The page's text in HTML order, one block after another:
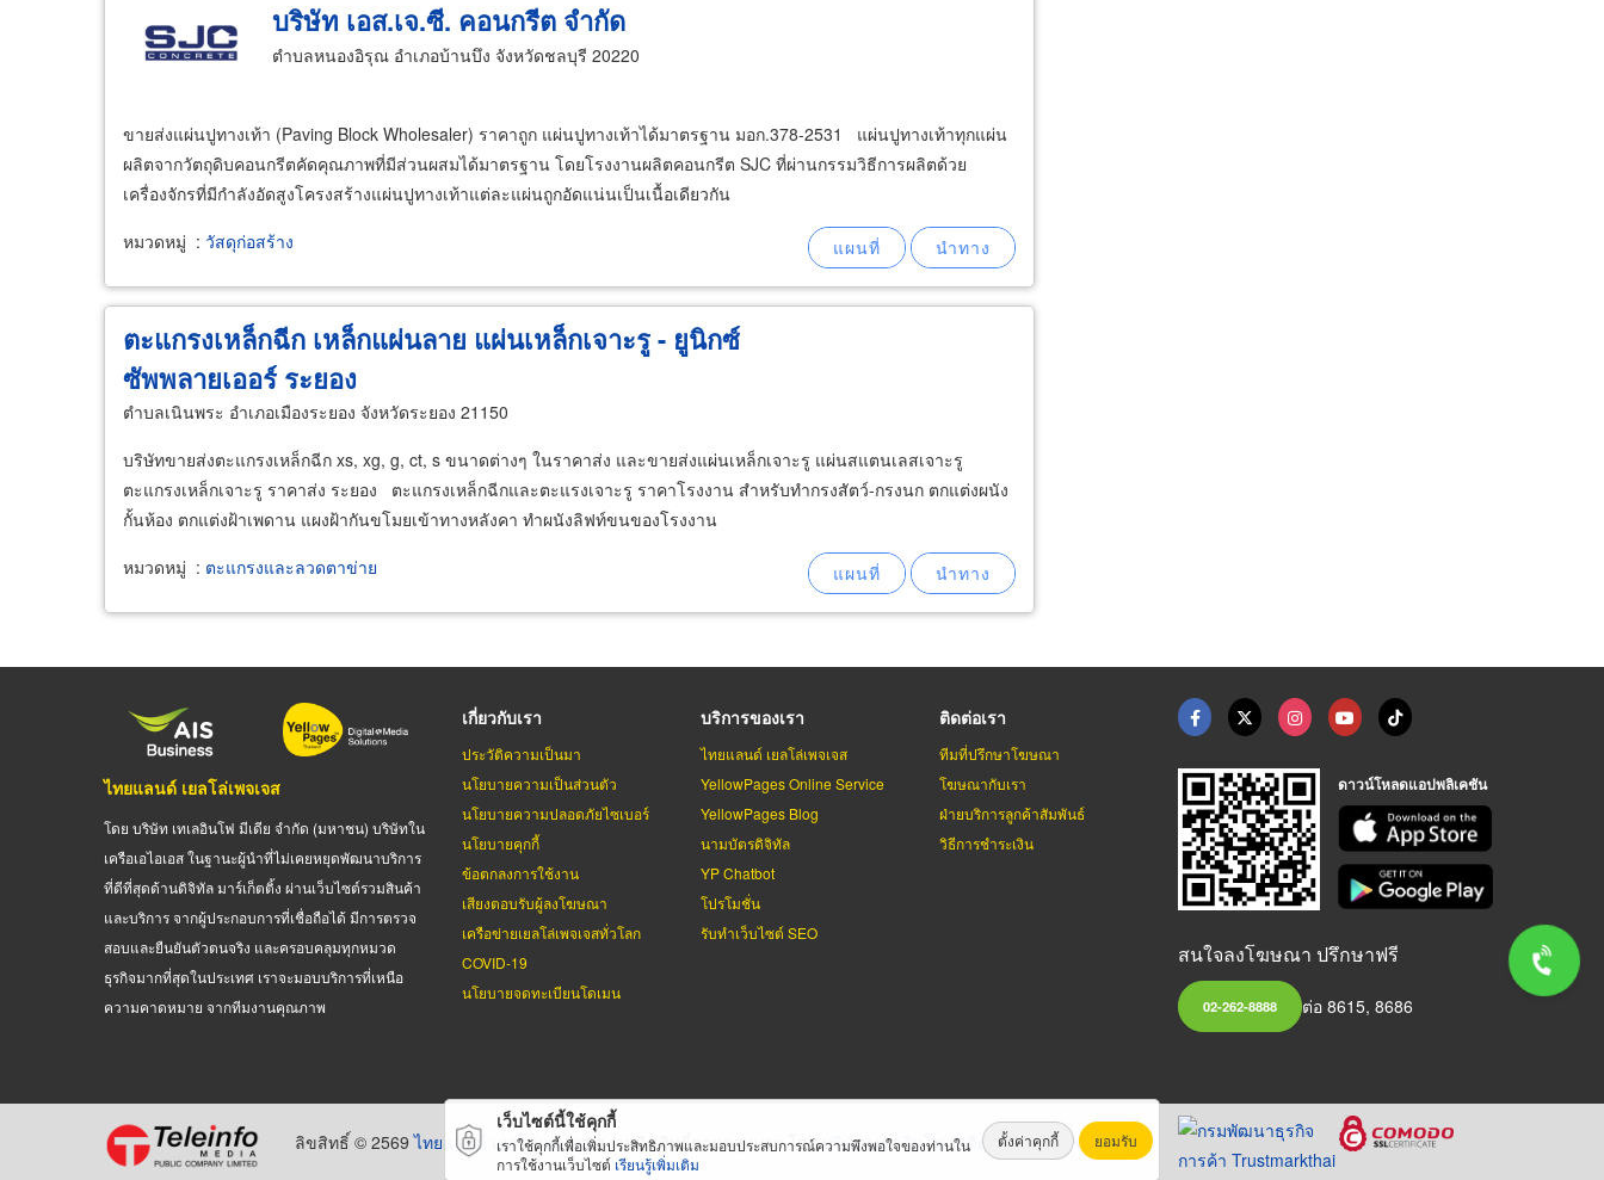
บริษัท เอส.เจ.ซี. คอนกรีต จำกัด
ตำบลหนองอิรุณ อำเภอบ้านบึง จังหวัดชลบุรี 20220
ขายส่งแผ่นปูทางเท้า (Paving Block Wholesaler) ราคาถูก แผ่นปูทางเท้าได้มาตรฐาน มอก.378-2531 แผ่นปูทางเท้าทุกแผ่น
ผลิตจากวัตถุดิบคอนกรีตคัดคุณภาพที่มีส่วนผสมได้มาตรฐาน โดยโรงงานผลิตคอนกรีต SJC ที่ผ่านกรรมวิธีการผลิตด้วย
เครื่องจักรที่มีกำลังอัดสูงโครงสร้างแผ่นปูทางเท้าแต่ละแผ่นถูกอัดแน่นเป็นเนื้อเดียวกัน
หมวดหมู่ : วัสดุก่อสร้าง
ตะแกรงเหล็กฉีก เหล็กแผ่นลาย แผ่นเหล็กเจาะรู - ยูนิกซ์
ซัพพลายเออร์ ระยอง
ตำบลเนินพระ อำเภอเมืองระยอง จังหวัดระยอง 21150
บริษัทขายส่งตะแกรงเหล็กฉีก xs, xg, g, ct, s ขนาดต่างๆ ในราคาส่ง และขายส่งแผ่นเหล็กเจาะรู แผ่นสแตนเลสเจาะรู
ตะแกรงเหล็กเจาะรู ราคาส่ง ระยอง ตะแกรงเหล็กฉีกและตะแรงเจาะรู ราคาโรงงาน สำหรับทำกรงสัตว์-กรงนก ตกแต่งผนัง
กั้นห้อง ตกแต่งฝ้าเพดาน แผงฝ้ากันขโมยเข้าทางหลังคา ทำผนังลิฟท์ขนของโรงงาน
หมวดหมู่ : ตะแกรงและลวดตาข่าย
ไทยแลนด์ เยลโล่เพจเจส
โดย บริษัท เทเลอินโฟ มีเดีย จำกัด (มหาชน) บริษัทใน
เครือเอไอเอส ในฐานะผู้นำที่ไม่เคยหยุดพัฒนาบริการ
ที่ดีที่สุดด้านดิจิทัล มาร์เก็ตติ้ง ผ่านเว็บไซต์รวมสินค้า
และบริการ จากผู้ประกอบการที่เชื่อถือได้ มีการตรวจ
สอบและยืนยันตัวตนจริง และครอบคลุมทุกหมวด
ธุรกิจมากที่สุดในประเทศ เราจะมอบบริการที่เหนือ
ความคาดหมาย จากทีมงานคุณภาพ
เกี่ยวกับเรา
ประวัติความเป็นมา
นโยบายความเป็นส่วนตัว
นโยบายความปลอดภัยไซเบอร์
นโยบายคุกกี้
ข้อตกลงการใช้งาน
เสียงตอบรับผู้ลงโฆษณา
เครือข่ายเยลโล่เพจเจสทั่วโลก
COVID-19
นโยบายจดทะเบียนโดเมน
บริการของเรา
ไทยแลนด์ เยลโล่เพจเจส
YellowPages Online Service
YellowPages Blog
นามบัตรดิจิทัล
YP Chatbot
โปรโมชั่น
รับทำเว็บไซต์ SEO
ติดต่อเรา
ทีมที่ปรึกษาโฆษณา
โฆษณากับเรา
ฝ่ายบริการลูกค้าสัมพันธ์
วิธีการชำระเงิน
ดาวน์โหลดแอปพลิเคชัน
สนใจลงโฆษณา ปรึกษาฟรี
02-262-8888 ต่อ 8615, 8686
ลิขสิทธิ์ © 2569ไทยแลนด์ เยลโล่เพจเจสสงวนลิขสิทธิ์ตามกฏหมาย โดยบริษัท เทเลอินโฟ มีเดีย จำกัด (มหาชน)
เว็บไซต์นี้ใช้คุกกี้
เราใช้คุกกี้เพื่อเพิ่มประสิทธิภาพและมอบประสบการณ์ความพึงพอใจของท่านใน
การใช้งานเว็บไซต์ เรียนรู้เพิ่มเติม
ตั้งค่าคุกกี้ ยอมรับ